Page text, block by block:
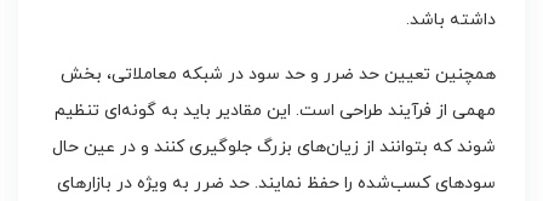
داشته باشد.
همچنین تعیین حد ضرر و حد سود در شبکه معاملاتی، بخش
مهمی از فرآیند طراحی است. این مقادیر باید به گونه‌ای تنظیم
شوند که بتوانند از زیان‌های بزرگ جلوگیری کنند و در عین حال
سودهای کسب‌شده را حفظ نمایند. حد ضرر به ویژه در بازارهای